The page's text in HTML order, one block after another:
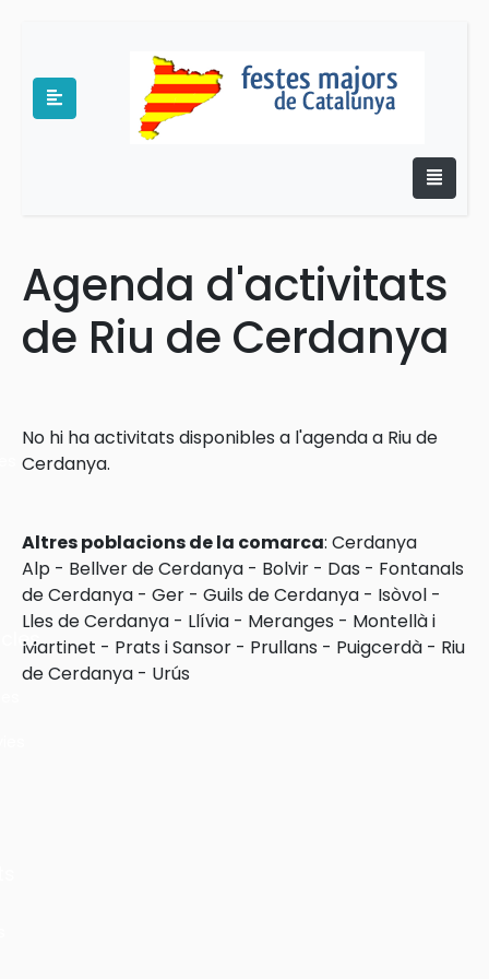
Agenda d'activitats
de Riu de Cerdanya
No hi ha activitats disponibles a l'agenda a Riu de
Cerdanya.
Altres poblacions de la comarca: Cerdanya
Alp - Bellver de Cerdanya - Bolvir - Das - Fontanals
de Cerdanya - Ger - Guils de Cerdanya - Isòvol -
Lles de Cerdanya - Llívia - Meranges - Montellà i
Martinet - Prats i Sansor - Prullans - Puigcerdà - Riu
de Cerdanya - Urús